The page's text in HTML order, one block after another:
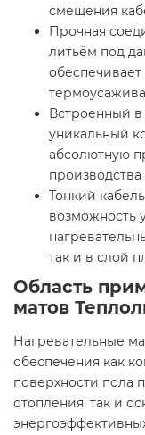
смещения
Прочная
литьём под
Встроенный
уникальный
абсолютную
Тонкий
возможность
так и в слой
Область
матов
Нагревательные
обеспечения как
поверхности пола
отопления, так и